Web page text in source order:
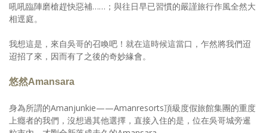
吼吼臨陣磨槍趕快惡補……；與往日早已習慣的嚴謹旅行作風全然大
相逕庭。
我想這是，來自吳哥的召喚吧！就在這時候這當口，乍然將我們迢
迢招了來，因而有了之後的奇妙緣會。
悠然Amansara
身為所謂的Amanjunkie——Amanresorts頂級度假旅館集團的重度
上癮者的我們，沒想過其他選擇，直接入住的是，位在吳哥城旁暹